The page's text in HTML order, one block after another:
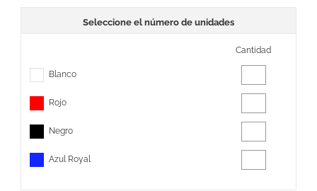
Seleccione el número de unidades
Cantidad
Blanco
Rojo
Negro
Azul Royal